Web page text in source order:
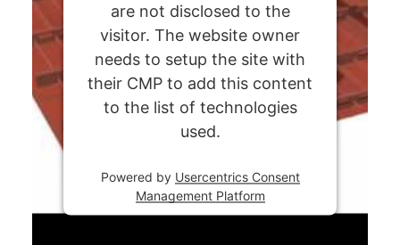
are not disclosed to the
visitor. The website owner
needs to setup the site with
their CMP to add this content
to the list of technologies
used.
Powered by Usercentrics Consent
Management Platform